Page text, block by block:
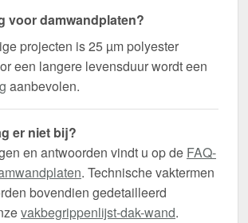
voor damwandplaten?
projecten is 25 µm polyester
een langere levensduur wordt een
aanbevolen.
er niet bij?
en antwoorden vindt u op de FAQ-
. Technische vaktermen
bovendien gedetailleerd
vakbegrippenlijst-dak-wand.